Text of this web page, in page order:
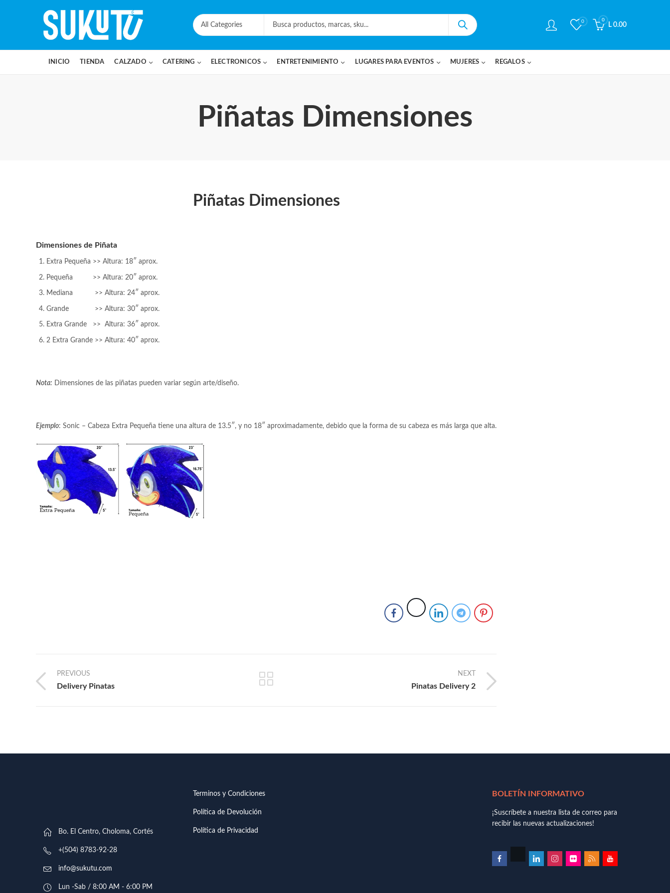
0 0
L 0.00
INICIO TIENDA CALZADO CATERING ELECTRONICOS ENTRETENIMIENTO LUGARES PARA EVENTOS MUJERES REGALOS
Piñatas Dimensiones
Piñatas Dimensiones
Dimensiones de Piñata
Extra Pequeña >> Altura: 18″ aprox.
Pequeña >> Altura: 20″ aprox.
Mediana >> Altura: 24″ aprox.
Grande >> Altura: 30″ aprox.
Extra Grande >> Altura: 36″ aprox.
2 Extra Grande >> Altura: 40″ aprox.
Nota: Dimensiones de las piñatas pueden variar según arte/diseño.
Ejemplo: Sonic – Cabeza Extra Pequeña tiene una altura de 13.5″, y no 18″ aproximadamente, debido que la forma de su cabeza es más larga que alta.
PREVIOUS
Delivery Pinatas
NEXT
Pinatas Delivery 2
Bo. El Centro, Choloma, Cortés
+(504) 8783-92-28
info@sukutu.com
Lun -Sab / 8:00 AM - 6:00 PM
Terminos y Condiciones
Política de Devolución
Política de Privacidad
BOLETÍN INFORMATIVO
¡Suscríbete a nuestra lista de correo para
recibir las nuevas actualizaciones!